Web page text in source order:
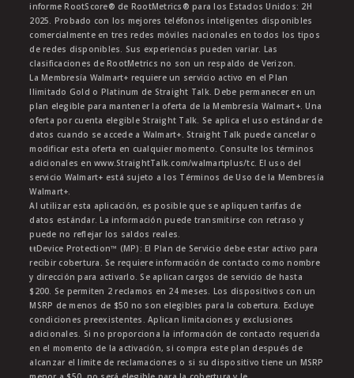
informe RootScore® de RootMetrics® para los Estados Unidos: 2H
2025. Probado con los mejores teléfonos inteligentes disponibles
comercialmente en tres redes móviles nacionales en todos los tipos
de redes disponibles. Sus experiencias pueden variar. Las
clasificaciones de RootMetrics no son un respaldo de Verizon.
La Membresía Walmart+ requiere un servicio activo en el Plan
Ilimitado Gold o Platinum de Straight Talk. Debe permanecer en un
plan elegible para mantener la oferta de la Membresía Walmart+. Una
oferta por cuenta elegible Straight Talk. Se aplica el uso estándar de
datos cuando se accede a Walmart+. Straight Talk puede cancelar o
modificar esta oferta en cualquier momento. Consulte los términos
adicionales en www.StraightTalk.com/walmartplus/tc. El uso del
servicio Walmart+ está sujeto a los Términos de Uso de la Membresía
Walmart+.
Al utilizar esta aplicación, es posible que se apliquen tarifas de
datos estándar. La información puede transmitirse con retraso y
puede no reflejar los saldos reales.
ŧŧDevice Protection™ (MP): El Plan de Servicio debe estar activo para
recibir cobertura. Se requiere información de contacto como nombre
y dirección para activarlo. Se aplican cargos de servicio de hasta
$200. Se permiten 2 reclamos en 24 meses. Los dispositivos con un
MSRP de menos de $50 no son elegibles para la cobertura. Excluye
condiciones preexistentes. Aplican limitaciones y exclusiones
adicionales. Si no proporciona la información de contacto requerida
en el momento de la activación, si compra este plan después de
alcanzar el límite de reclamaciones o si su dispositivo tiene un MSRP